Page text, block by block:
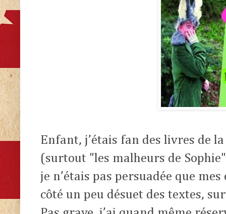
Enfant, j’étais fan des livres de la
(surtout "les malheurs de
je n’étais pas persuadée que
côté un peu désuet des textes,